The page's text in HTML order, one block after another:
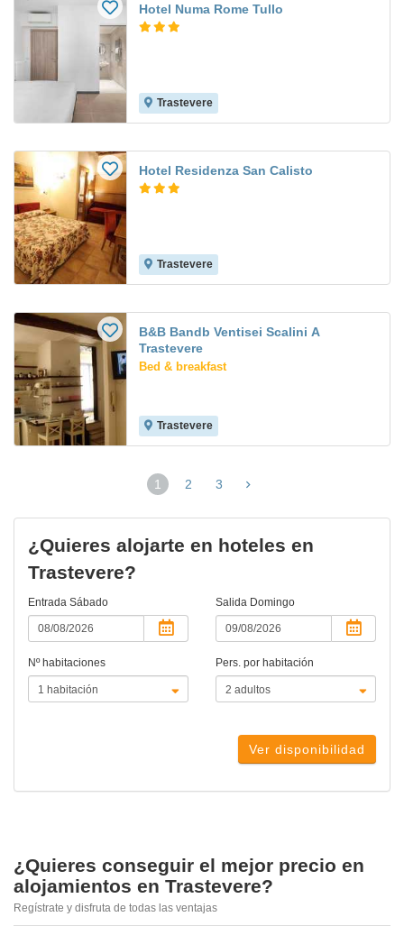
Hotel Numa Rome Tullo
Trastevere
Hotel Residenza San Calisto
Trastevere
B&B Bandb Ventisei Scalini A
Trastevere
Bed & breakfast
Trastevere
1
(página
2 3
¿Quieres alojarte en hoteles en
Trastevere?
Entrada Sábado Salida Domingo
Nº habitaciones Pers. por habitación
Ver disponibilidad
¿Quieres conseguir el mejor precio en
alojamientos en Trastevere?
Regístrate y disfruta de todas las ventajas